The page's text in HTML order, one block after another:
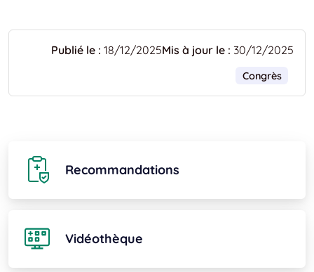
Publié le : 18/12/2025Mis à jour le : 30/12/2025
Congrès
Recommandations
Vidéothèque